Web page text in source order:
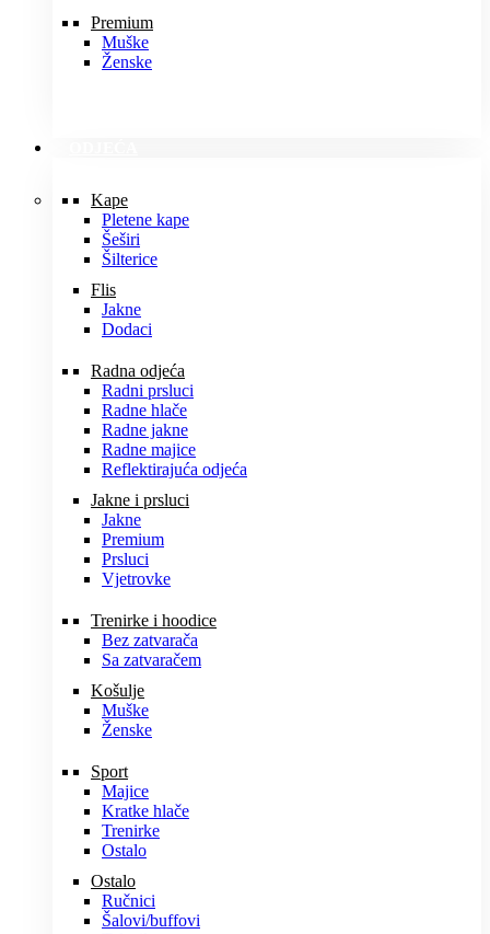
Premium
Muške
Ženske
Kape
Pletene kape
Šeširi
Šilterice
Flis
Jakne
Dodaci
Radna odjeća
Radni prsluci
Radne hlače
Radne jakne
Radne majice
Reflektirajuća odjeća
Jakne i prsluci
Jakne
Premium
Prsluci
Vjetrovke
Trenirke i hoodice
Bez zatvarača
Sa zatvaračem
Košulje
Muške
Ženske
Sport
Majice
Kratke hlače
Trenirke
Ostalo
Ostalo
Ručnici
Šalovi/buffovi